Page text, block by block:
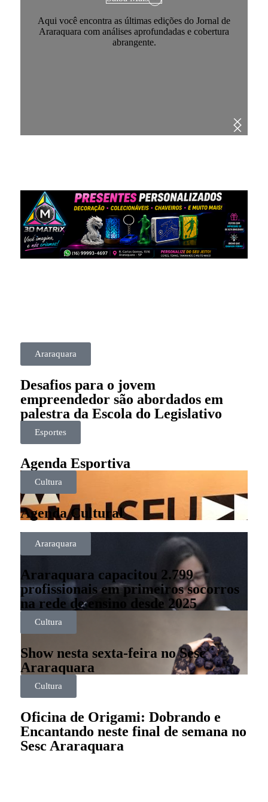
Aqui você encontra as últimas edições do Jornal de
Araraquara com análises aprofundadas e cobertura
abrangente.
Araraquara
Desafios para o jovem
empreendedor são abordados em
palestra da Escola do Legislativo
Esportes
Agenda Esportiva
Cultura
Agenda Cultural
Araraquara
Araraquara capacitou 2.799
profissionais em primeiros socorros
na rede de ensino desde 2025
Cultura
Show nesta sexta-feira no Sesc
Araraquara
Cultura
Oficina de Origami: Dobrando e
Encantando neste final de semana no
Sesc Araraquara